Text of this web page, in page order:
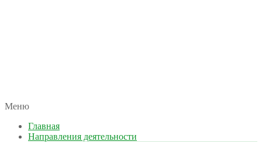
КОЛЫМА — ЗА ЖИЗНЬ
автономная некоммерческая организация
Меню
Главная
Направления деятельности